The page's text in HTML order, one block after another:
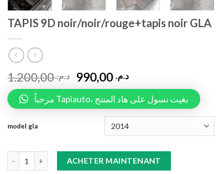
TAPIS 9D noir/noir/rouge+tapis noir GLA
د.م.1.200,00 د.م.
مرحباً Tapiauto، بغيت نسول على هاد المنتج
model gla
TAPIS 9D noir/noir/rouge+tapis noir GLA quantity
ACHETER MAINTENANT